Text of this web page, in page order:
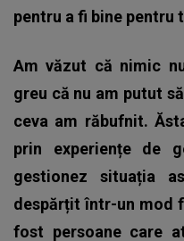
pentru a fi bine pentru
Am văzut că nimic
greu că nu am putut
ceva am răbufnit.
prin experiențe de
gestionez situația
despărțit într-un mod
fost persoane care